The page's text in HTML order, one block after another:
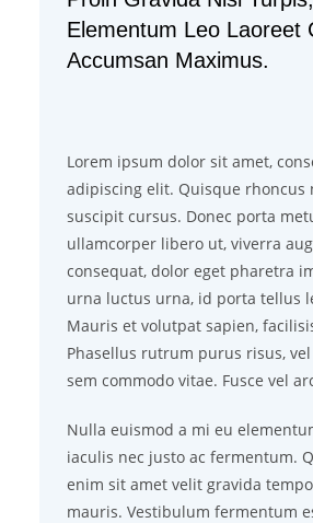
Elementum Leo Laoreet
Accumsan Maximus.
Lorem ipsum dolor sit amet,
adipiscing elit. Quisque rhoncus
suscipit cursus. Donec porta
ullamcorper libero ut, viverra
consequat, dolor eget pharetra
urna luctus urna, id porta tellus
Mauris et volutpat sapien,
Phasellus rutrum purus risus,
sem commodo vitae. Fusce vel
Nulla euismod a mi eu
iaculis nec justo ac fermentum.
enim sit amet velit gravida
mauris. Vestibulum fermentum